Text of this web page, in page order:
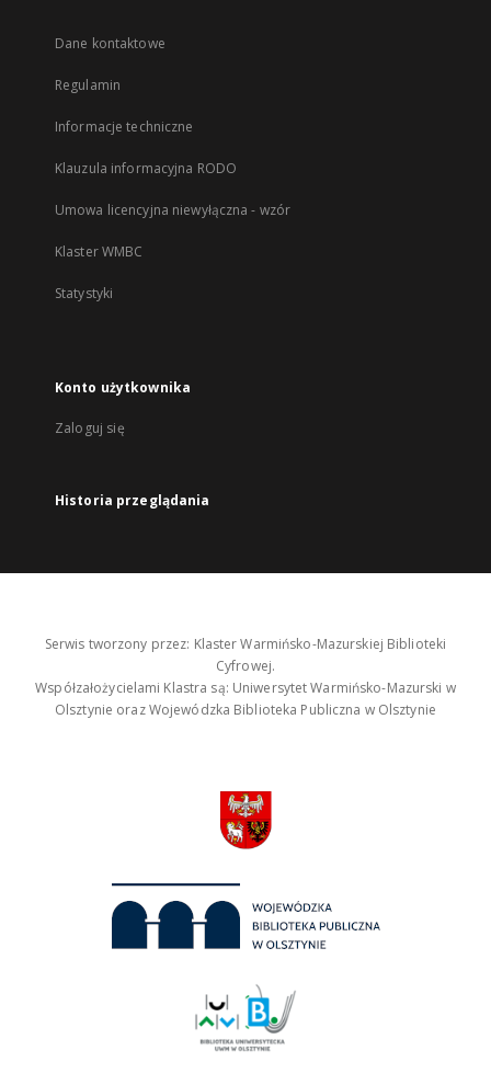
Dane kontaktowe
Regulamin
Informacje techniczne
Klauzula informacyjna RODO
Umowa licencyjna niewyłączna - wzór
Klaster WMBC
Statystyki
Konto użytkownika
Zaloguj się
Historia przeglądania
Serwis tworzony przez: Klaster Warmińsko-Mazurskiej Biblioteki
Cyfrowej.
Współzałożycielami Klastra są: Uniwersytet Warmińsko-Mazurski w
Olsztynie oraz Wojewódzka Biblioteka Publiczna w Olsztynie